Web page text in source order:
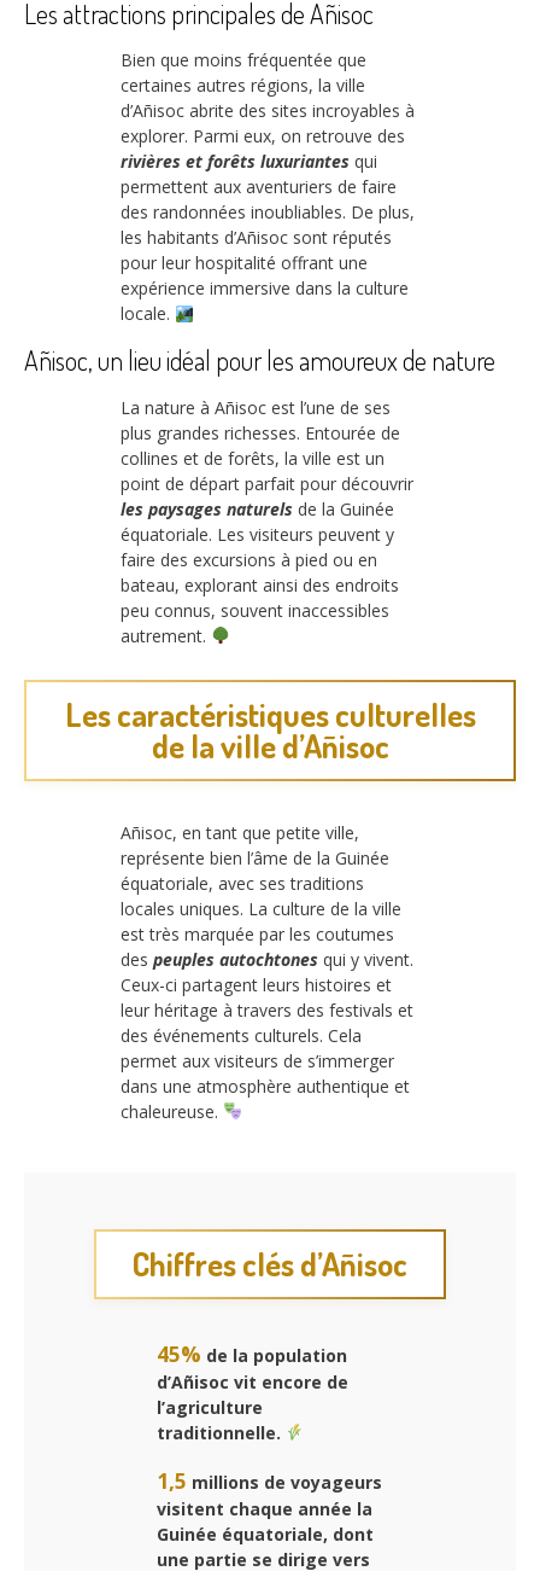
Les attractions principales de Añisoc
Bien que moins fréquentée que
certaines autres régions, la ville
d’Añisoc abrite des sites incroyables à
explorer. Parmi eux, on retrouve des
rivières et forêts luxuriantes qui
permettent aux aventuriers de faire
des randonnées inoubliables. De plus,
les habitants d’Añisoc sont réputés
pour leur hospitalité offrant une
expérience immersive dans la culture
locale.
Añisoc, un lieu idéal pour les amoureux de nature
La nature à Añisoc est l’une de ses
plus grandes richesses. Entourée de
collines et de forêts, la ville est un
point de départ parfait pour découvrir
les paysages naturels de la Guinée
équatoriale. Les visiteurs peuvent y
faire des excursions à pied ou en
bateau, explorant ainsi des endroits
peu connus, souvent inaccessibles
autrement.
Les caractéristiques culturelles
de la ville d’Añisoc
Añisoc, en tant que petite ville,
représente bien l’âme de la Guinée
équatoriale, avec ses traditions
locales uniques. La culture de la ville
est très marquée par les coutumes
des peuples autochtones qui y vivent.
Ceux-ci partagent leurs histoires et
leur héritage à travers des festivals et
des événements culturels. Cela
permet aux visiteurs de s’immerger
dans une atmosphère authentique et
chaleureuse.
Chiffres clés d’Añisoc
45% de la population
d’Añisoc vit encore de
l’agriculture
traditionnelle.
1,5 millions de voyageurs
visitent chaque année la
Guinée équatoriale, dont
une partie se dirige vers